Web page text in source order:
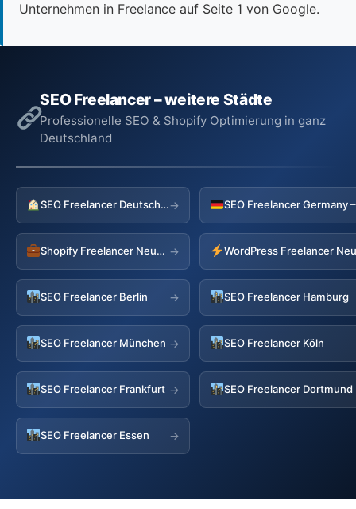
Unternehmen in Freelance auf Seite 1 von Google.
SEO Freelancer – weitere Städte
Professionelle SEO & Shopify Optimierung in ganz
Deutschland
SEO Freelancer Deutschland→
Shopify Freelancer Neustadt → WordPress Freelancer
SEO Freelancer Berlin → SEO Freelancer Hamburg
SEO Freelancer München → SEO Freelancer Köln
SEO Freelancer Frankfurt → SEO Freelancer Dortmund
SEO Freelancer Essen →